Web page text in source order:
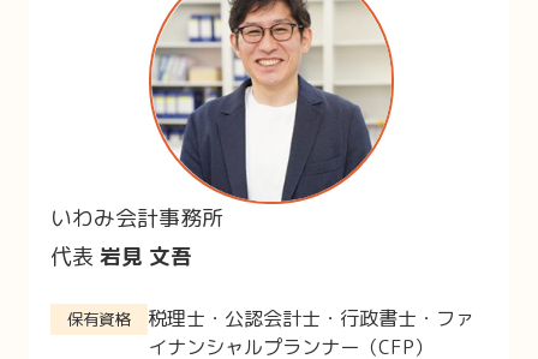
いわみ会計事務所
代表 岩見 文吾
保有資格
税理士・公認会計士・行政書士・ファ
イナンシャルプランナー（CFP）